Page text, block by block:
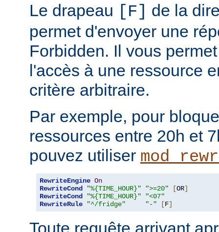
Le drapeau [F] de la
permet d'envoyer une
Forbidden. Il vous
l'accès à une ressource
critère arbitraire.
Par exemple, pour
ressources entre 20h et
pouvez utiliser
RewriteEngine On
RewriteCond
"%{TIME_HOUR}" ">=20" [OR]
RewriteCond
"%{TIME_HOUR}"
"<07"
RewriteRule
"^/fridge" "-" [F]
Toute requête arrivant